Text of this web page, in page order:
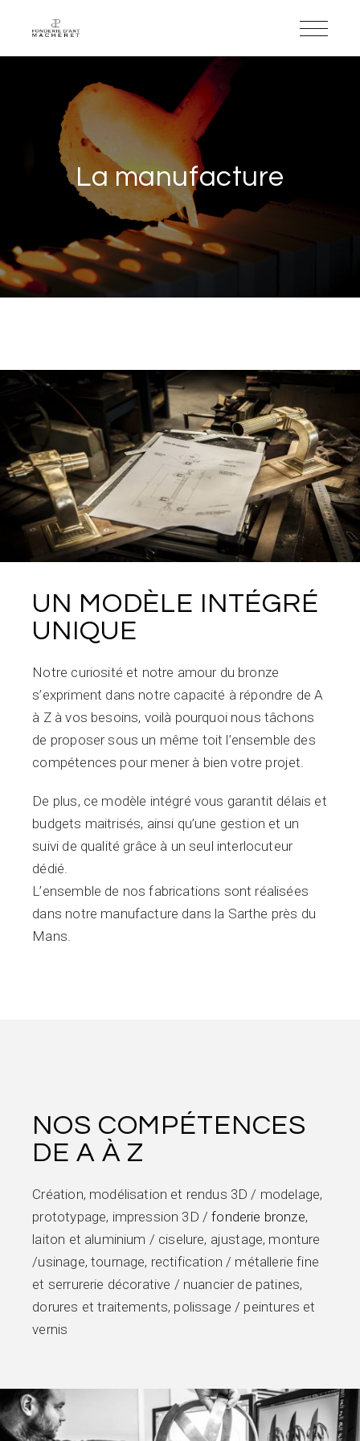
La manufacture
UN MODÈLE INTÉGRÉ
UNIQUE
Notre curiosité et notre amour du bronze
s’expriment dans notre capacité à répondre de A
à Z à vos besoins, voilà pourquoi nous tâchons
de proposer sous un même toit l’ensemble des
compétences pour mener à bien votre projet.
De plus, ce modèle intégré vous garantit délais et
budgets maitrisés, ainsi qu’une gestion et un
suivi de qualité grâce à un seul interlocuteur
dédié.
L’ensemble de nos fabrications sont réalisées
dans notre manufacture dans la Sarthe près du
Mans.
NOS COMPÉTENCES
DE A À Z
Création, modélisation et rendus 3D / modelage,
prototypage, impression 3D /fonderie bronze,
laiton et aluminium / ciselure, ajustage, monture
/usinage, tournage, rectification / métallerie fine
et serrurerie décorative / nuancier de patines,
dorures et traitements, polissage / peintures et
vernis